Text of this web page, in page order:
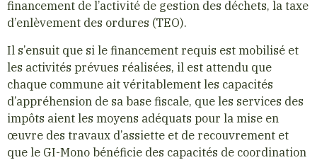
financement de l’activité de gestion des déchets, la taxe
d’enlèvement des ordures (TEO).
Il s’ensuit que si le financement requis est mobilisé et
les activités prévues réalisées, il est attendu que
chaque commune ait véritablement les capacités
d’appréhension de sa base fiscale, que les services des
impôts aient les moyens adéquats pour la mise en
œuvre des travaux d’assiette et de recouvrement et
que le GI-Mono bénéficie des capacités de coordination